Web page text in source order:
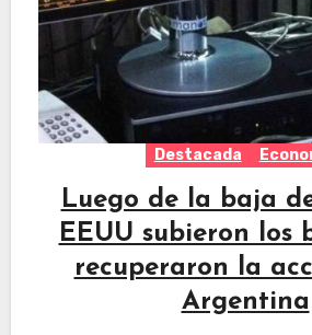
Destacada
Luego de la baja
EEUU subieron los
recuperaron la
Argentina